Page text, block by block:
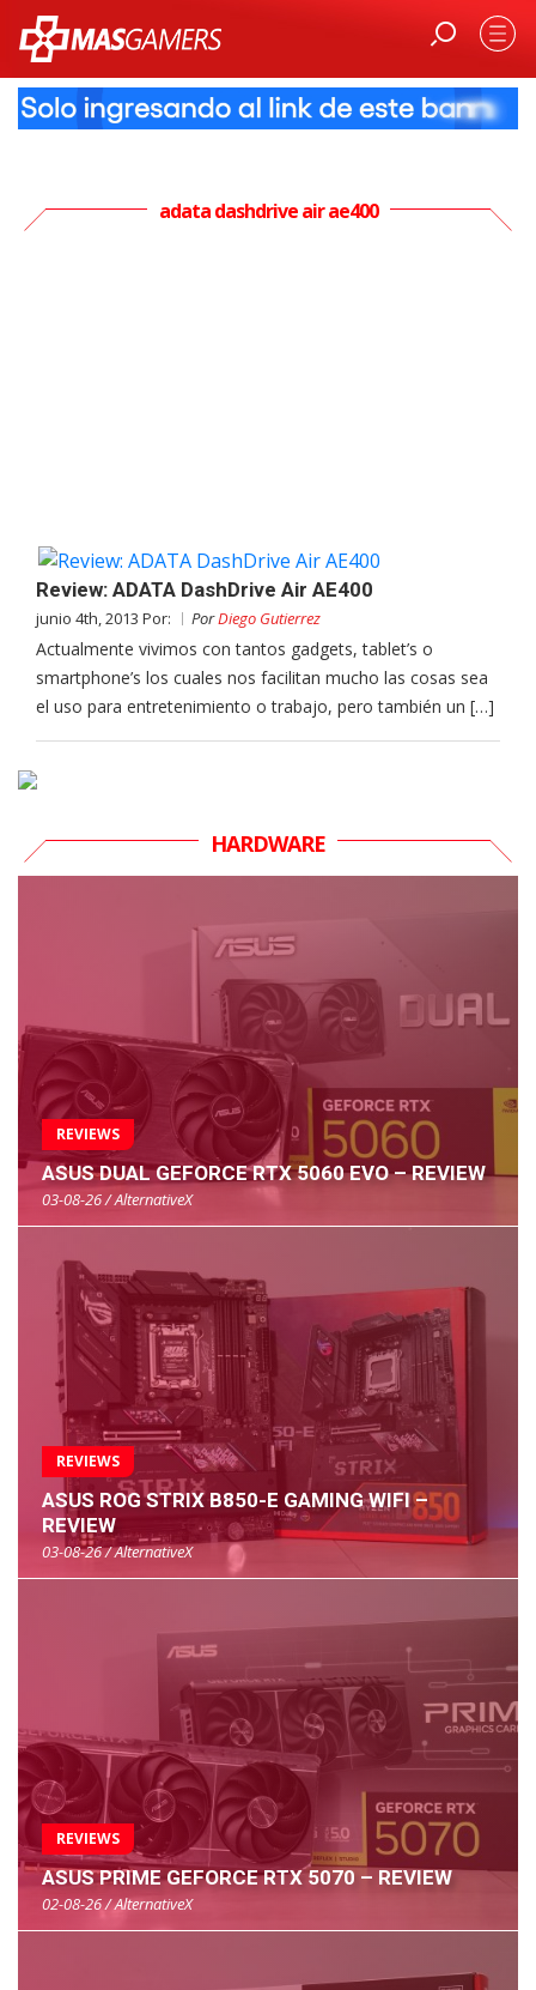
adata dashdrive air ae400
Review: ADATA DashDrive Air AE400
junio 4th, 2013 Por: PorDiego Gutierrez
Actualmente vivimos con tantos gadgets, tablet’s o
smartphone’s los cuales nos facilitan mucho las cosas sea
el uso para entretenimiento o trabajo, pero también un […]
HARDWARE
REVIEWS
ASUS DUAL GEFORCE RTX 5060 EVO – REVIEW
03-08-26 / AlternativeX
REVIEWS
ASUS ROG STRIX B850-E GAMING WIFI –
REVIEW
03-08-26 / AlternativeX
REVIEWS
ASUS PRIME GEFORCE RTX 5070 – REVIEW
02-08-26 / AlternativeX